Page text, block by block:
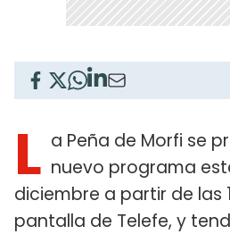
L a Peña de Morfi se
nuevo programa
diciembre a partir de las
pantalla de Telefe, y